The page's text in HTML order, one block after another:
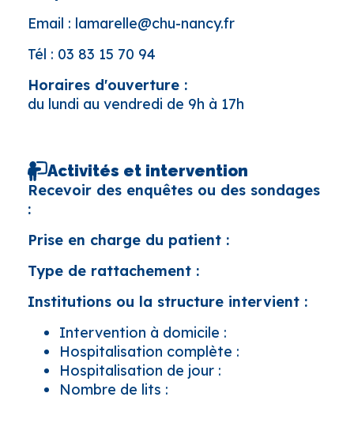
Email : lamarelle@chu-nancy.fr
Tél : 03 83 15 70 94
Horaires d'ouverture :
du lundi au vendredi de 9h à 17h
Activités et intervention
Recevoir des enquêtes ou des sondages
:
Prise en charge du patient :
Type de rattachement :
Institutions ou la structure intervient :
Intervention à domicile :
Hospitalisation complète :
Hospitalisation de jour :
Nombre de lits :